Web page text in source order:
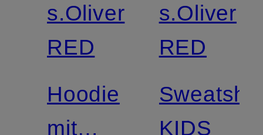
s.Oliver
RED
Hoodie
mit
s.Oliver
RED
KIDS